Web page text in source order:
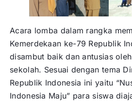
Acara lomba dalam rangka
Kemerdekaan ke-79 Republik
disambut baik dan antusias
sekolah. Sesuai dengan tema
Republik Indonesia ini yaitu
Indonesia Maju” para siswa